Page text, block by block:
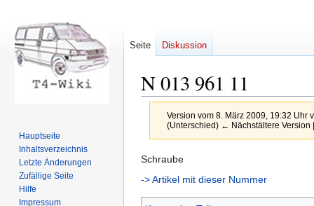
N 013 961 11
Version vom 8. März 2009, 19:32 Uhr
(Unterschied) ← Nächstältere Version
Zur
Navigation
Zur
Suche
Schraube
-> Artikel mit dieser Nummer
Seite Diskussion
Hauptseite
Inhaltsverzeichnis
Letzte Änderungen
Zufällige Seite
Hilfe
Impressum